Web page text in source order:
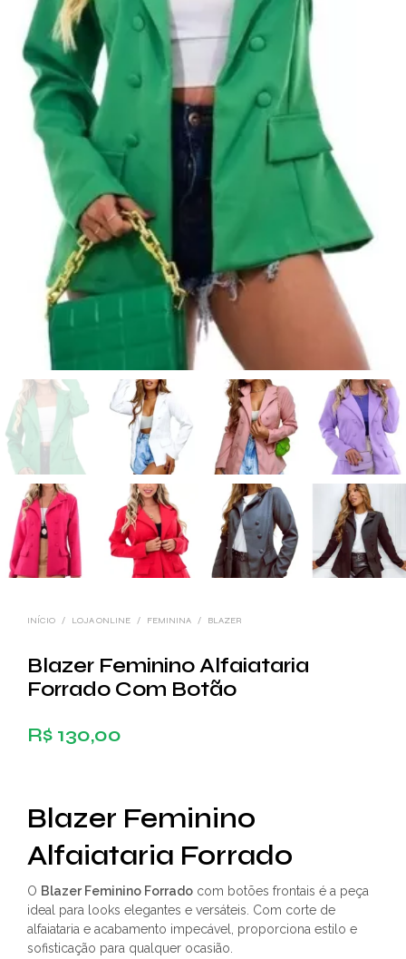
INÍCIO / LOJA ONLINE / FEMININA / BLAZER
Blazer Feminino Alfaiataria
Forrado Com Botão
R$ 130,00
Blazer Feminino
Alfaiataria Forrado
O Blazer Feminino Forrado com botões frontais é a peça
ideal para looks elegantes e versáteis. Com corte de
alfaiataria e acabamento impecável, proporciona estilo e
sofisticação para qualquer ocasião.